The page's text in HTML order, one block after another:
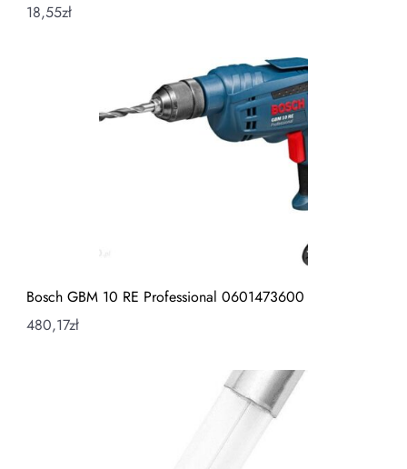
18,55zł
Bosch GBM 10 RE Professional 0601473600
480,17zł